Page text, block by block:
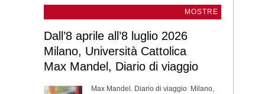
MOSTRE
Dall’8 aprile all’8 luglio 2026
Milano, Università Cattolica
Max Mandel, Diario di viaggio
Max Mandel. Diario di viaggio Milano,